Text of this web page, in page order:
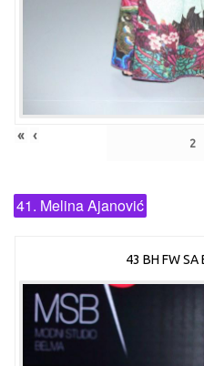
« ‹
41. Melina Ajanović
43 BH FW